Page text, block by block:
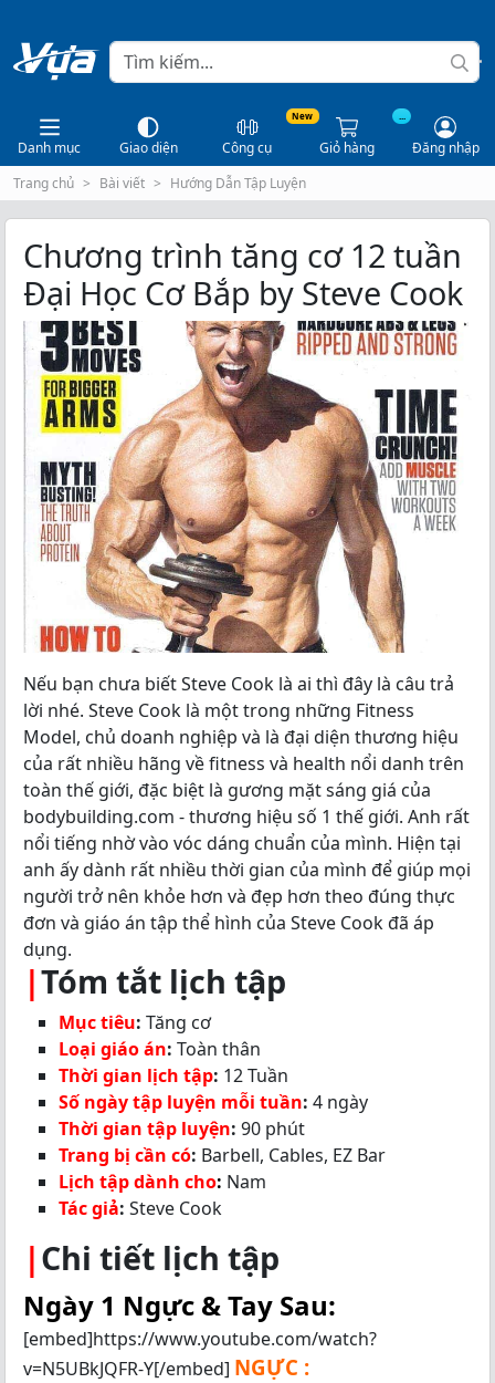
Danh mục Giao diện
New
Công cụ
...
Giỏ hàng
Đăng nhập
Trang chủ
Bài viết Hướng Dẫn Tập Luyện
Chương trình tăng cơ 12 tuần
Đại Học Cơ Bắp by Steve Cook
Nếu bạn chưa biết Steve Cook là ai thì đây là câu trả
lời nhé. Steve Cook là một trong những Fitness
Model, chủ doanh nghiệp và là đại diện thương hiệu
của rất nhiều hãng về fitness và health nổi danh trên
toàn thế giới, đặc biệt là gương mặt sáng giá của
bodybuilding.com - thương hiệu số 1 thế giới. Anh rất
nổi tiếng nhờ vào vóc dáng chuẩn của mình. Hiện tại
anh ấy dành rất nhiều thời gian của mình để giúp mọi
người trở nên khỏe hơn và đẹp hơn theo đúng thực
đơn và giáo án tập thể hình của Steve Cook đã áp
dụng.
|Tóm tắt lịch tập
Mục tiêu: Tăng cơ
Loại giáo án: Toàn thân
Thời gian lịch tập: 12 Tuần
Số ngày tập luyện mỗi tuần: 4 ngày
Thời gian tập luyện: 90 phút
Trang bị cần có: Barbell, Cables, EZ Bar
Lịch tập dành cho: Nam
Tác giả: Steve Cook
|Chi tiết lịch tập
Ngày 1 Ngực & Tay Sau:
[embed]https://www.youtube.com/watch?
v=N5UBkJQFR-Y[/embed] NGỰC :